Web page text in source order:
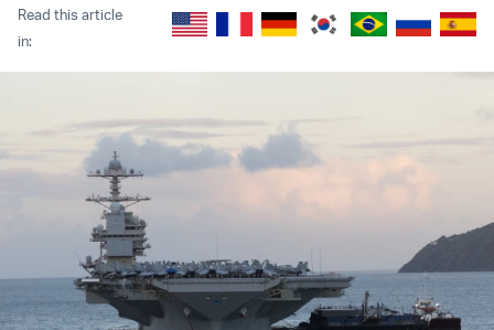
Read this article
in: